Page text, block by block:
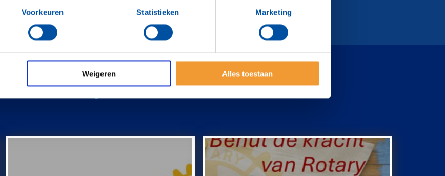
Voorkeuren Statistieken Marketing
Weigeren Alles toestaan
informatie
!